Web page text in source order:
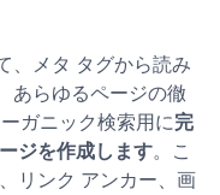
、メタ タグから読み
あらゆるページの徹
ガニック検索用に完
ジを作成します。こ
リンク アンカー、画